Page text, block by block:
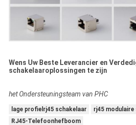
Wens Uw Beste Leverancier en
schakelaaroplossingen te zijn
het Ondersteuningsteam van PHC
lage profielrj45 schakelaar
rj45
RJ45-Telefoonhefboom